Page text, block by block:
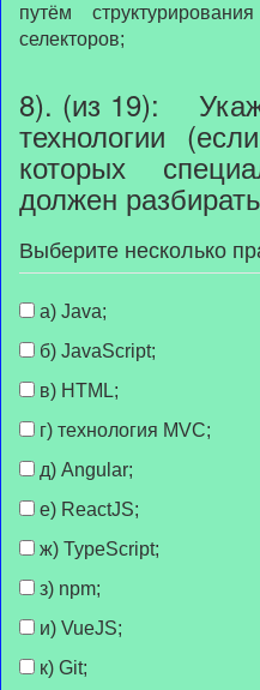
путём
селекторов;
8). (из 19):
технологии
которых
должен
Выберите несколько
а) Java;
б) JavaScript;
в) HTML;
г) технология MVC;
д) Angular;
е) ReactJS;
ж) TypeScript;
з) npm;
и) VueJS;
к) Git;